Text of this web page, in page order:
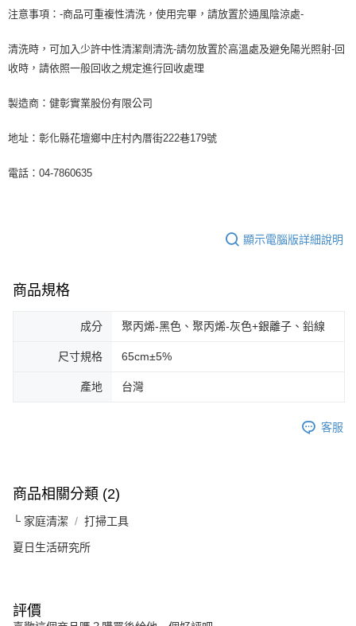
注意事項：-商品可重複性清洗，使用完畢，請放置於通風陰涼處-
清洗時，可加入少許中性清潔劑清洗-請勿放置於高溫處及避免陽光照射-回
收時，請依照一般回收之規定進行回收處理
製造商：健彰實業股份有限公司
地址：彰化縣花壇鄉中庄村內厝街222巷179號
電話：04-7860635
顯示電腦版詳細說明
商品規格
成分 聚丙烯-黑色、聚丙烯-灰色+銀離子、鉛線
尺寸規格 65cm±5%
產地 台灣
客服
商品相關分類 (2)
└ 家庭清潔 打掃工具
夏日生活研究所
評價